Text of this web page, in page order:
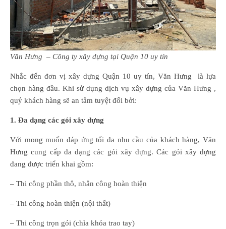
Văn Hưng – Công ty xây dựng tại Quận 10 uy tín
Nhắc đến đơn vị xây dựng Quận 10 uy tín, Văn Hưng là lựa
chọn hàng đầu. Khi sử dụng dịch vụ xây dựng của Văn Hưng ,
quý khách hàng sẽ an tâm tuyệt đối bởi:
1. Đa dạng các gói xây dựng
Với mong muốn đáp ứng tối đa nhu cầu của khách hàng, Văn
Hưng cung cấp đa dạng các gói xây dựng. Các gói xây dựng
đang được triển khai gồm:
– Thi công phần thô, nhân công hoàn thiện
– Thi công hoàn thiện (nội thất)
– Thi công trọn gói (chìa khóa trao tay)